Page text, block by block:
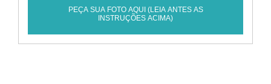
PEÇA SUA FOTO AQUI (LEIA ANTES AS
INSTRUÇÕES ACIMA)